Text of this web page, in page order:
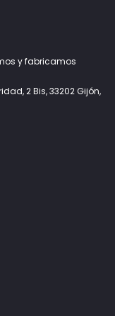
y fabricamos
2 Bis, 33202 Gijón,